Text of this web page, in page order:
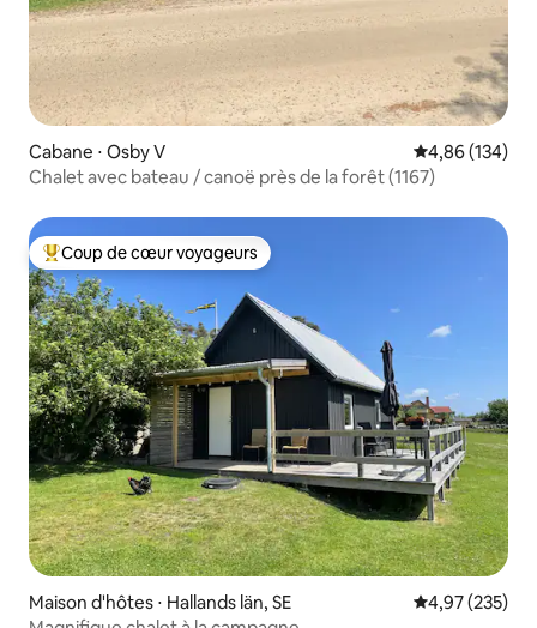
Cabane ⋅ Osby V Évaluation
4,86 (134)
Chalet avec bateau / canoë près de la forêt (1167)
Coups de cœur voyageurs les plus appréciés
Coup de cœur voyageurs
Maison d'hôtes ⋅ Hallands län, SE Évaluation
4,97 (235)